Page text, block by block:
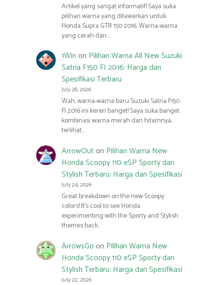
Artikel yang sangat informatif! Saya suka
pilihan warna yang ditawarkan untuk
Honda Supra GTR 150 2016. Warna-warna
yang cerah dan…
1Winon Pilihan Warna All New Suzuki
Satria F150 FI 2016: Harga dan
Spesifikasi Terbaru
July 28, 2026
Wah, warna-warna baru Suzuki Satria F150
FI 2016 ini keren banget! Saya suka banget
kombinasi warna merah dan hitamnya,
terlihat…
ArrowOuton Pilihan Warna New
Honda Scoopy 110 eSP Sporty dan
Stylish Terbaru: Harga dan Spesifikasi
July 24, 2026
Great breakdown on the new Scoopy
colors! It’s cool to see Honda
experimenting with the Sporty and Stylish
themes back…
ArrowsGoon Pilihan Warna New
Honda Scoopy 110 eSP Sporty dan
Stylish Terbaru: Harga dan Spesifikasi
July 22, 2026